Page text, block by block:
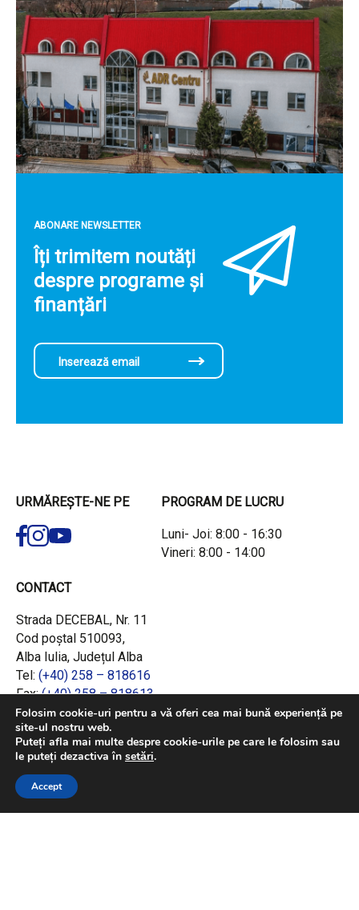
ABONARE NEWSLETTER
Îți trimitem noutăți
despre programe și
finanțări
URMĂREȘTE-NE PE PROGRAM DE LUCRU
Luni- Joi: 8:00 - 16:30
Vineri: 8:00 - 14:00
CONTACT
Strada DECEBAL, Nr. 11
Cod poștal 510093,
Alba Iulia, Județul Alba
Tel: (+40) 258 – 818616
Fax:(+40) 258 – 818613
Email:office@adrcentru.ro
LINK-URI RAPIDE
Consiliul European
Jurnalul Oficial al Uniunii Europene
Folosim cookie-uri pentru a vă oferi cea mai bună experiență pe
site-ul nostru web.
Puteți afla mai multe despre cookie-urile pe care le folosim sau
le puteți dezactiva în setări.
Accept